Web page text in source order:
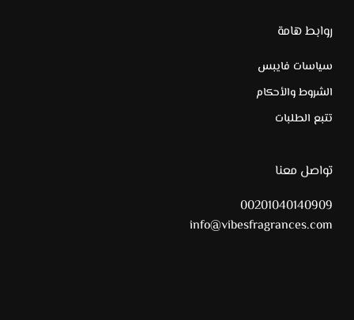
روابط هامة
سياسات فايبس
الشروط والأحكام
تتبع الطلبات
تواصل معنا
00201040140909
info@vibesfragrances.com